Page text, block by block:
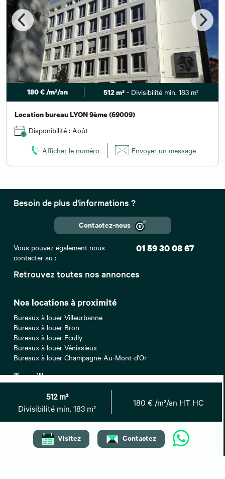
512 m²
Divisibilité min. 183 m²
180 € /m²/an HT HC
Visitez Contactez
180 € /m²/an 512 m²- Divisibilité min. 183 m²
Location bureau LYON 9ème (69009)
Disponibilité : Août
Afficher le numéro Envoyer un message
Retrouvez toutes nos annonces
Nos locations à proximité
Bureaux à louer Villeurbanne
Bureaux à louer Bron
Bureaux à louer Ecully
Bureaux à louer Vénissieux
Bureaux à louer Champagne-Au-Mont-d'Or
Top villes
Location bureaux Paris
Location bureaux Marseille
Location bureaux Nantes
Location bureaux Lille
Location bureaux Nice
Recherches associées
Besoin de plus d'informations ?
Contactez-nous
Vous pouvez également nous
contacter au :
01 59 30 08 67